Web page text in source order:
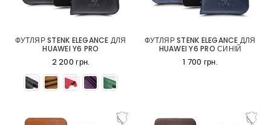
ФУТЛЯР STENK ELEGANCE ДЛЯ
HUAWEI Y6 PRO
2 200 грн.
ФУТЛЯР STENK ELEGANCE ДЛЯ
HUAWEI Y6 PRO СИНІЙ
1 700 грн.